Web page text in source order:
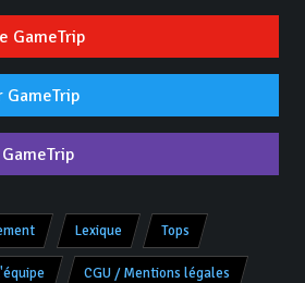
GameTrip
Lexique Tops
CGU / Mentions légales